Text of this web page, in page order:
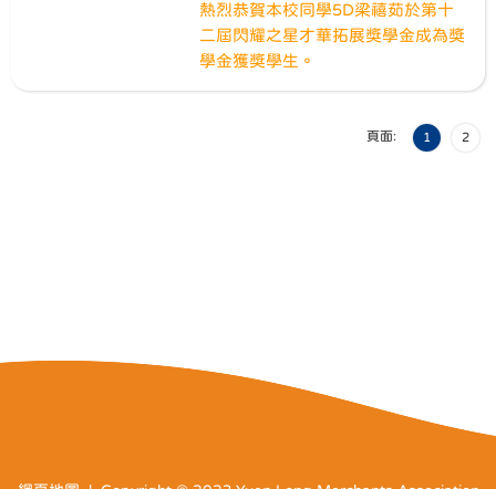
熱烈恭賀本校同學5D梁禧茹於第十
二屆閃耀之星才華拓展獎學金成為獎
學金獲獎學生。
頁面: 1 2